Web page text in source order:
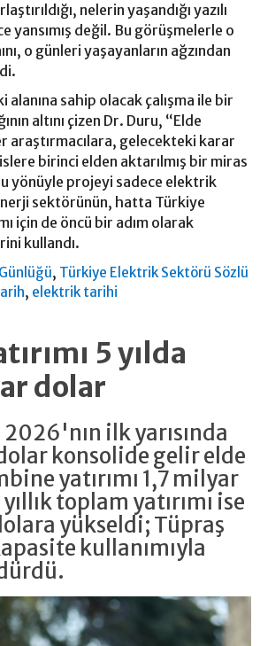
nelerin yaşandığı yazılı
yansımış değil. Bu görüşmelerle o
o günleri yaşayanların ağzından
alanına sahip olacak çalışma ile bir
altını çizen Dr. Duru, “Elde
araştırmacılara, gelecekteki karar
birinci elden aktarılmış bir miras
yönüyle projeyi sadece elektrik
sektörünün, hatta Türkiye
için de öncü bir adım olarak
kullandı.
, Türkiye Elektrik Sektörü Sözlü
, elektrik tarihi
5 yılda
dolar
ilk yarısında
konsolide gelir elde
yatırımı 1,7 milyar
toplam yatırımı ise
yükseldi; Tüpraş
kullanımıyla